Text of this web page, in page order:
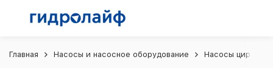
Главная Насосы и насосное оборудование Насосы